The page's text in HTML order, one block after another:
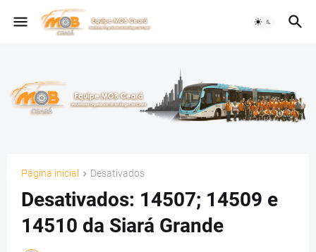
Página inicial Desativados
Desativados: 14507; 14509 e
14510 da Siará Grande